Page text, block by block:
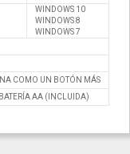
WINDOWS 10
WINDOWS 8
WINDOWS 7
COMO UN BOTÓN MÁS
AA (INCLUIDA)